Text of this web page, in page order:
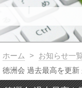
ホーム > お知らせ一
徳洲会 過去最高を更新